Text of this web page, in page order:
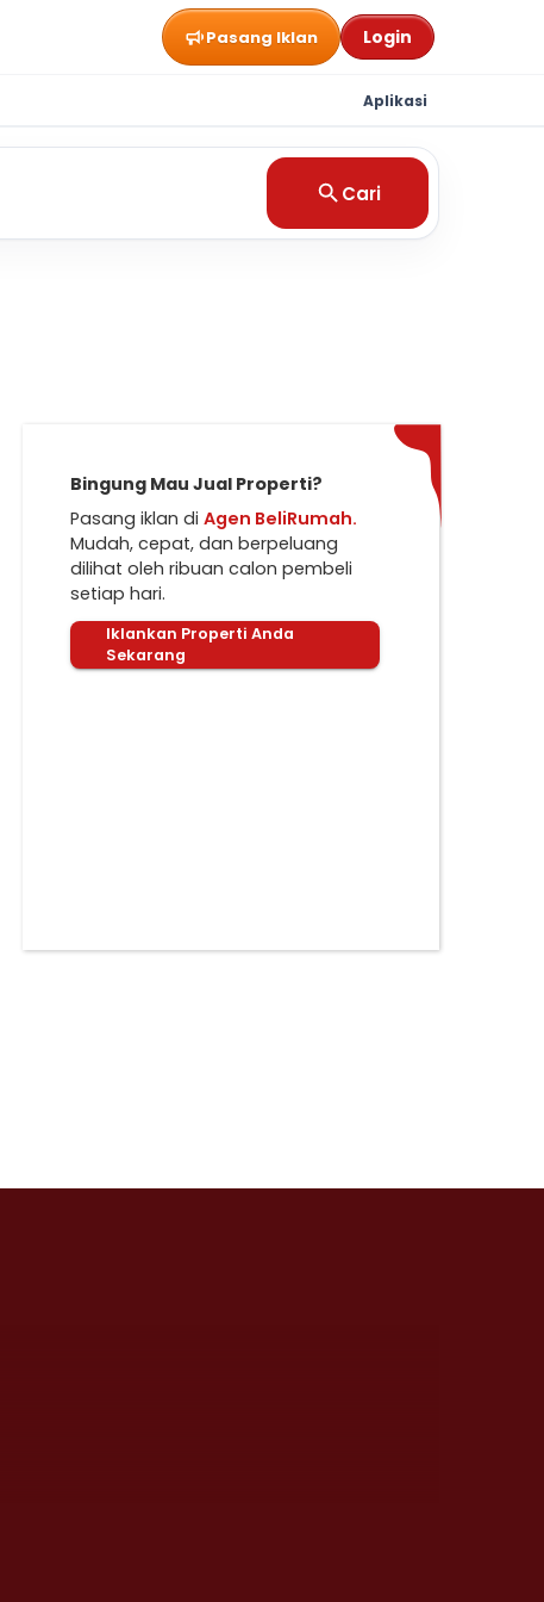
Pasang Iklan Login
Aplikasi
Cari
Bingung Mau Jual Properti?
Pasang iklan di Agen BeliRumah.
Mudah, cepat, dan berpeluang
dilihat oleh ribuan calon pembeli
setiap hari.
Iklankan Properti Anda
Sekarang